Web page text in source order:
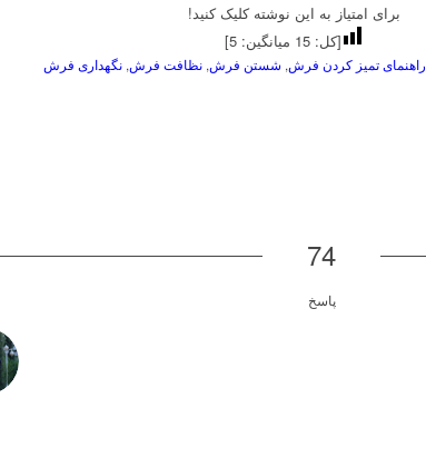
برای امتیاز به این نوشته کلیک کنید!
[کل:15 میانگین:5
]
راهنمای تمیز کردن فرش, شستن فرش, نظافت فرش, نگهداری فرش
74
پاسخ